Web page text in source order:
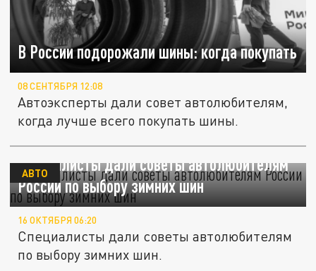
В России подорожали шины: когда покупать
08 СЕНТЯБРЯ 12:08
Автоэксперты дали совет автолюбителям,
когда лучше всего покупать шины.
Специалисты дали советы автолюбителям
России по выбору зимних шин
АВТО
16 ОКТЯБРЯ 06:20
Специалисты дали советы автолюбителям
по выбору зимних шин.